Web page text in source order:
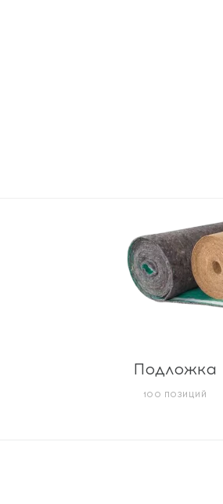
Подложка
100 ПОЗИЦИЙ